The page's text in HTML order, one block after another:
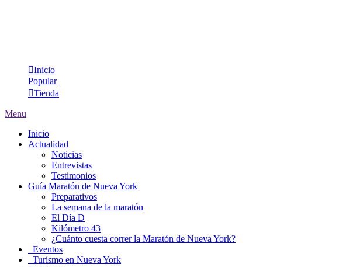
Inicio
Popular
Tienda
Menu
Inicio
Actualidad
Noticias
Entrevistas
Testimonios
Guía Maratón de Nueva York
Preparativos
La semana de la maratón
El Día D
Kilómetro 43
¿Cuánto cuesta correr la Maratón de Nueva York?
Eventos
Turismo en Nueva York